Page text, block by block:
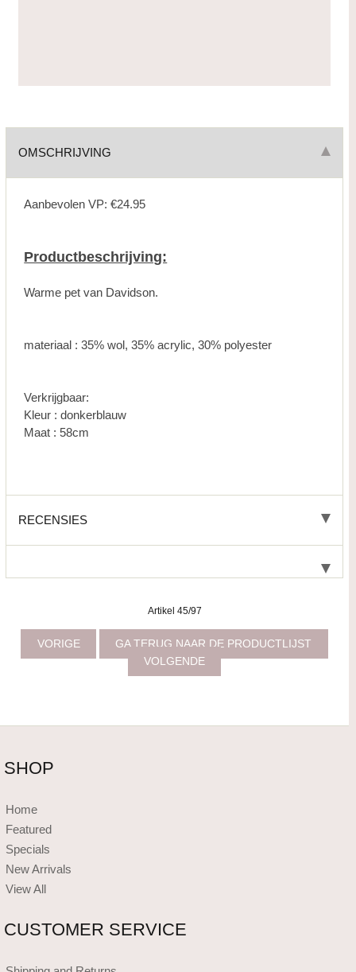
OMSCHRIJVING
Aanbevolen VP: €24.95
Productbeschrijving:
Warme pet van Davidson.
materiaal : 35% wol, 35% acrylic, 30% polyester
Verkrijgbaar:
Kleur : donkerblauw
Maat : 58cm
RECENSIES
Artikel 45/97
VORIGE
GA TERUG NAAR DE PRODUCTLIJST
VOLGENDE
SHOP
Home
Featured
Specials
New Arrivals
View All
CUSTOMER SERVICE